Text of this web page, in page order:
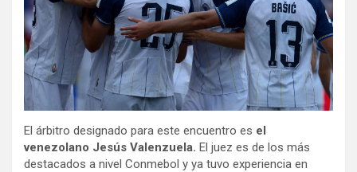
El árbitro designado para este encuentro es el
venezolano Jesús Valenzuela. El juez es de los más
destacados a nivel Conmebol y ya tuvo experiencia en